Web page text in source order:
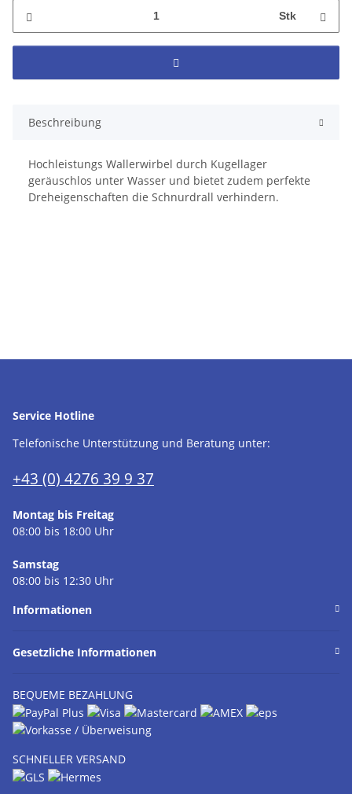
Stk
Beschreibung
Hochleistungs Wallerwirbel durch Kugellager
geräuschlos unter Wasser und bietet zudem perfekte
Dreheigenschaften die Schnurdrall verhindern.
Service Hotline
Telefonische Unterstützung und Beratung unter:
+43 (0) 4276 39 9 37
Montag bis Freitag
08:00 bis 18:00 Uhr
Samstag
08:00 bis 12:30 Uhr
Informationen
Gesetzliche Informationen
BEQUEME BEZAHLUNG
SCHNELLER VERSAND